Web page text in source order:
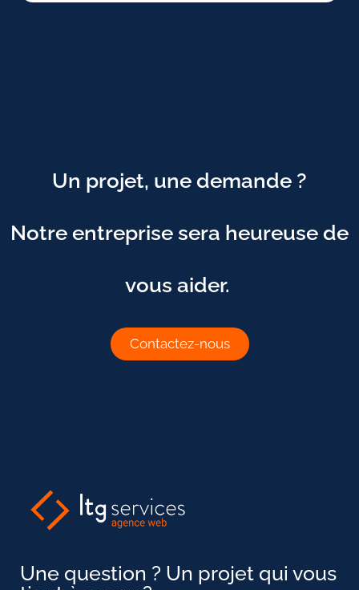
Un projet, une demande ?
Notre entreprise sera heureuse de
vous aider.
Contactez-nous
Une question ? Un projet qui vous